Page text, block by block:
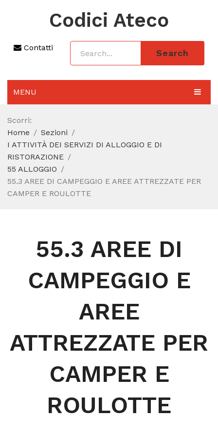
Codici Ateco
Contatti
Search
MENU
AGGIORNAMENTO 2025
SEZIONI
CODICE ATECO A COSA SERVE
REGIME FORFETTARIO
CODICE FISCALE
Scorri:
Home
Sezioni
I ATTIVITÀ DEI SERVIZI DI ALLOGGIO E DI
RISTORAZIONE
55 ALLOGGIO
55.3 AREE DI CAMPEGGIO E AREE ATTREZZATE PER
CAMPER E ROULOTTE
55.3 AREE DI
CAMPEGGIO E
AREE
ATTREZZATE PER
CAMPER E
ROULOTTE